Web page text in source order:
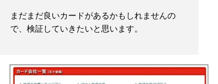
まだまだ良いカードがあるかもしれませんの
で、検証していきたいと思います。